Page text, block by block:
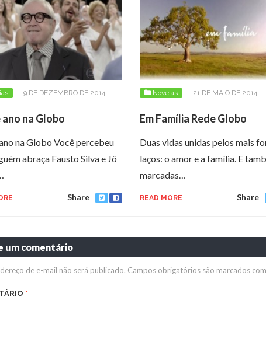
9 DE DEZEMBRO DE 2014
ano na Globo
na Globo Você percebeu
abraça Fausto Silva e Jô
Share
Novelas 21 DE MAIO DE 2014
Em Família Rede Globo
Duas vidas unidas pelos mais
laços: o amor e a família. E
marcadas…
READ MORE Share
um comentário
de e-mail não será publicado. Campos obrigatórios são marcados com
*